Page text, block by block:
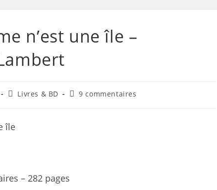
n’est une île –
Livres & BD 9 commentaires
île
– 282 pages